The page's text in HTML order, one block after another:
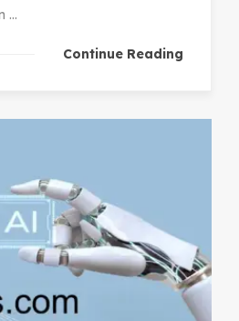
...
Continue Reading